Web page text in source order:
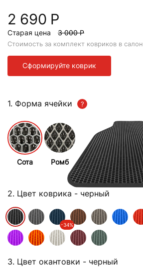
2 690 Р
Старая цена 3 000 Р
Стоимость за комплект ковриков в салон
Сформируйте коврик
1. Форма ячейки
Сота Ромб
2. Цвет коврика - черный
-34%
3. Цвет окантовки - черный